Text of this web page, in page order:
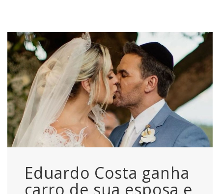
Eduardo Costa ganha
carro de sua esposa e